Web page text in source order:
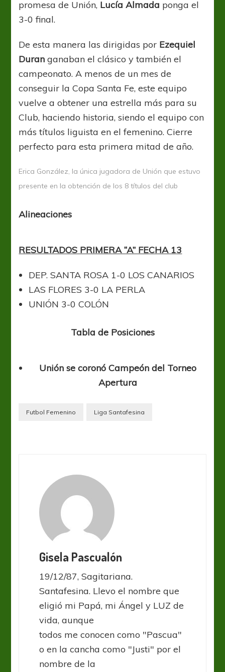
promesa de Unión, Lucía Almada ponga el
3-0 final.
De esta manera las dirigidas por Ezequiel
Duran ganaban el clásico y también el
campeonato. A menos de un mes de
conseguir la Copa Santa Fe, este equipo
vuelve a obtener una estrella más para su
Club, haciendo historia, siendo el equipo con
más títulos liguista en el femenino. Cierre
perfecto para esta primera mitad de año.
Erica González, la única jugadora de Unión que estuvo
presente en la obtención de los 8 títulos del club
Alineaciones
RESULTADOS PRIMERA “A” FECHA 13
DEP. SANTA ROSA 1-0 LOS CANARIOS
LAS FLORES 3-0 LA PERLA
UNIÓN 3-0 COLÓN
Tabla de Posiciones
Unión se coronó Campeón del Torneo
Apertura
Futbol Femenino Liga Santafesina
Gisela Pascualón
19/12/87, Sagitariana.
Santafesina. Llevo el nombre que
eligió mi Papá, mi Ángel y LUZ de
vida, aunque
todos me conocen como "Pascua"
o en la cancha como "Justi" por el
nombre de la